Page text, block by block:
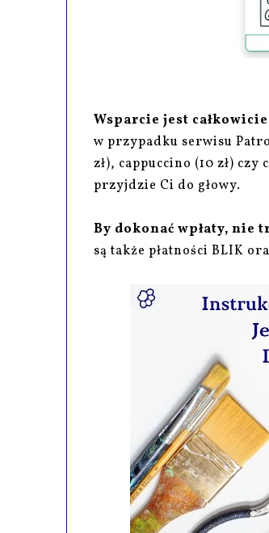
Wsparcie jest
w przypadku serwisu
zł), cappuccino (10 zł)
przyjdzie Ci do głowy.
By dokonać wpłaty, nie
są także płatności BLIK